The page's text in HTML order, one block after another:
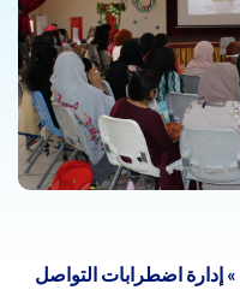
» إدارة اضطرابات التواصل